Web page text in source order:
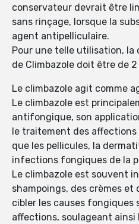
conservateur devrait être
sans rinçage, lorsque la
agent antipelliculaire.
Pour une telle utilisation,
de Climbazole doit être de 2
Le climbazole agit comme
Le climbazole est
antifongique, son
le traitement des
que les pellicules, la
infections fongiques de la
Le climbazole est souvent
shampoings, des crèmes et
cibler les causes fongiques
affections, soulageant ainsi